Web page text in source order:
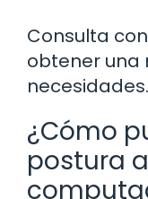
Consulta
obtener una
necesidades.
¿Cómo
postura